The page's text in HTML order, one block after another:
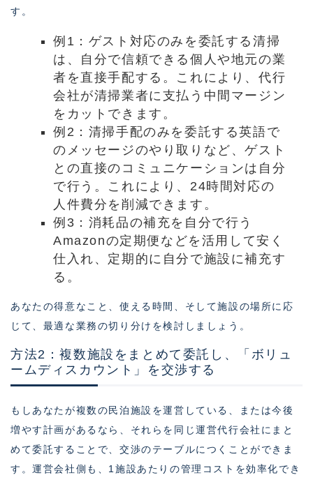
す。
例1：ゲスト対応のみを委託する清掃
は、自分で信頼できる個人や地元の業
者を直接手配する。これにより、代行
会社が清掃業者に支払う中間マージン
をカットできます。
例2：清掃手配のみを委託する英語で
のメッセージのやり取りなど、ゲスト
との直接のコミュニケーションは自分
で行う。これにより、24時間対応の
人件費分を削減できます。
例3：消耗品の補充を自分で行う
Amazonの定期便などを活用して安く
仕入れ、定期的に自分で施設に補充す
る。
あなたの得意なこと、使える時間、そして施設の場所に応
じて、最適な業務の切り分けを検討しましょう。
方法2：複数施設をまとめて委託し、「ボリュ
ームディスカウント」を交渉する
もしあなたが複数の民泊施設を運営している、または今後
増やす計画があるなら、それらを同じ運営代行会社にまと
めて委託することで、交渉のテーブルにつくことができま
す。運営会社側も、1施設あたりの管理コストを効率化でき